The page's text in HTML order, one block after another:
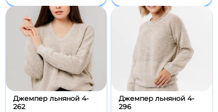
Джемпер льняной 4-
262
Джемпер льняной 4-
296